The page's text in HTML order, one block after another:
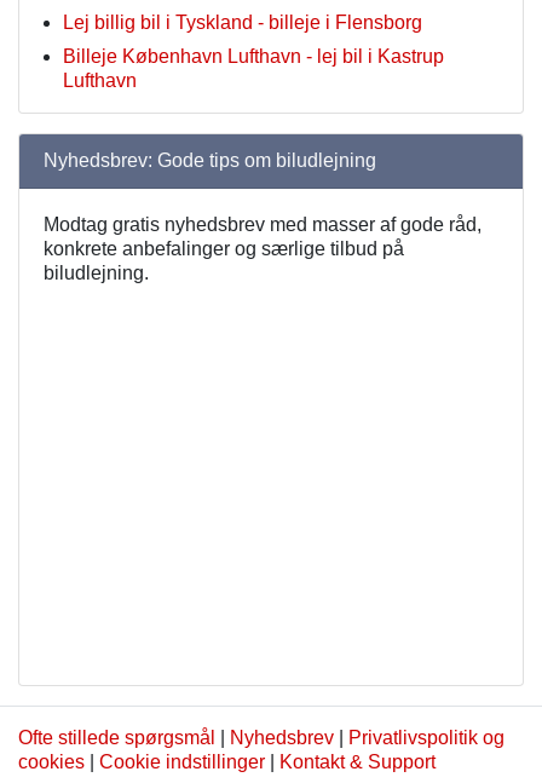
Lej billig bil i Tyskland - billeje i Flensborg
Billeje København Lufthavn - lej bil i Kastrup
Lufthavn
Nyhedsbrev: Gode tips om biludlejning
Modtag gratis nyhedsbrev med masser af gode råd,
konkrete anbefalinger og særlige tilbud på
biludlejning.
Ofte stillede spørgsmål Nyhedsbrev
Privatlivspolitik og
cookies
Cookie indstillinger Kontakt & Support